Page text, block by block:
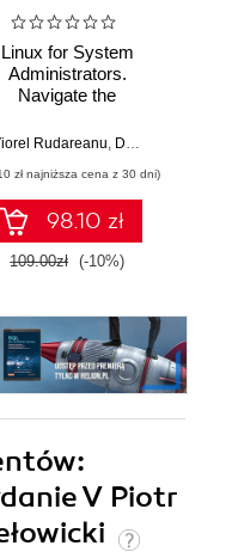
Linux for System
Administrators.
Navigate the
of the Linux OS
for effective
administration
Rudareanu Daniil Baturin
zł najniższa cena z 30 dni)
98.10 zł
109.00zł (-10%)
V Piotr